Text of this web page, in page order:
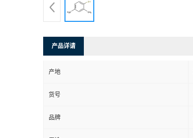
产品详请
产地
货号
品牌